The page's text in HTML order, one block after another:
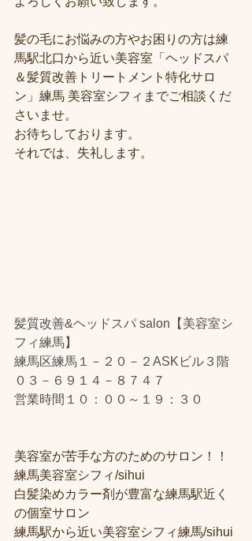
髪の毛にお悩みの方やお困りの方は練
馬駅北口から近い美容室「ヘッドスパ
＆髪質改善トリートメント特化サロ
ン」練馬 美容室シフィまでご相談くだ
さいませ。
お待ちしております。
それでは、失礼します。
髪質改善&ヘッドスパ salon【美容室シ
フィ練馬】
練馬区練馬１－２０－２ASKビル３階
０３－６９１４－８７４７
営業時間１０：００～１９：３０
美容室が苦手な方のためのサロン！！
練馬美容室シフィ/sihui
白髪染めカラー剤が豊富な練馬駅近く
の個室サロン
練馬駅から近い美容室シフィ練馬/sihui